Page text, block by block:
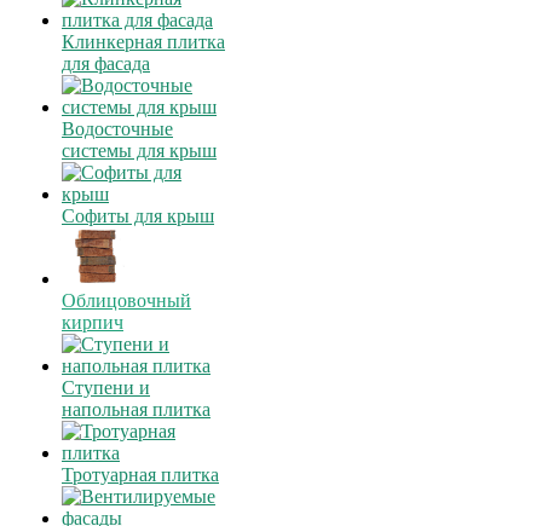
Клинкерная плитка
для фасада
Водосточные
системы для крыш
Софиты для крыш
Облицовочный
кирпич
Ступени и
напольная плитка
Тротуарная плитка